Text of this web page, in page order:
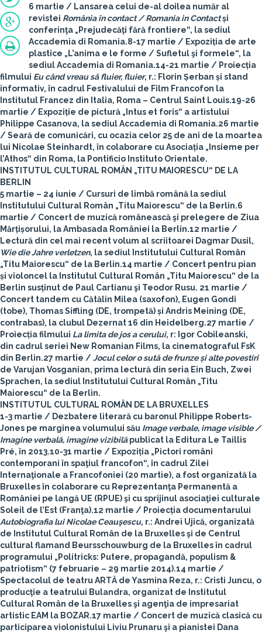
6 martie / Lansarea celui de-al doilea număr al
revistei România în contact / Romania in Contactși
conferinţa „Prejudecăţi fără frontiere“, la sediul
Accademia di Romania.8-17 martie / Expoziția de arte
plastice „L’anima e le forme / Sufletul şi formele“, la
sediul Accademia di Romania.14-21 martie / Proiecția
filmului Eu când vreau să fluier, fluier, r.: Florin Șerban și stand
informativ, în cadrul Festivalului de Film Francofon la
Institutul Francez din Italia, Roma – Centrul Saint Louis.19-26
martie / Expoziție de pictură „Intus et foris“ a artistului
Philippe Casanova, la sediul Accademia di Romania.26 martie
/ Seară de comunicări, cu ocazia celor 25 de ani de la moartea
lui Nicolae Steinhardt, în colaborare cu Asociația „Insieme per
l’Athos“ din Roma, la Pontificio Instituto Orientale.
INSTITUTUL CULTURAL ROMÂN „TITU MAIORESCU“ DE LA
BERLIN
5 martie – 24 iunie / Cursuri de limbă română la sediul
Institutului Cultural Român „Titu Maiorescu“ de la Berlin.6
martie / Concert de muzică românească şi prelegere de Ziua
Mărțișorului, la Ambasada României la Berlin.12 martie /
Lectură din cel mai recent volum al scriitoarei Dagmar Dusil,
Wie die Jahre verletzen, la sediul Institutului Cultural Român
„Titu Maiorescu“ de la Berlin.14 martie / Concert pentru pian
și violoncel la Institutul Cultural Român „Titu Maiorescu“ de la
Berlin susținut de Paul Cartianu şi Teodor Rusu. 21 martie /
Concert tandem cu Cătălin Milea (saxofon), Eugen Gondi
(tobe), Thomas Siffling (DE, trompetă) și Andris Meining (DE,
contrabas), la clubul Dezernat 16 din Heidelberg.27 martie /
Proiecția filmului La limita de jos a cerului, r: Igor Cobileanski,
din cadrul seriei New Romanian Films, la cinematograful FsK
din Berlin.27 martie /Jocul celor o sută de frunze și alte povestiri
de Varujan Vosganian, prima lectură din seria Ein Buch, Zwei
Sprachen, la sediul Institutului Cultural Român „Titu
Maiorescu“ de la Berlin.
INSTITUTUL CULTURAL ROMÂN DE LA BRUXELLES
1-3 martie / Dezbatere literară cu baronul Philippe Roberts-
Jones pe marginea volumului său Image verbale, image visible /
Imagine verbală, imagine vizibilăpublicat la Editura Le Taillis
Pré, în 2013.10-31 martie / Expoziția „Pictori români
contemporani în spaţiul francofon“, în cadrul Zilei
Internaţionale a Francofoniei (20 martie), a fost organizată la
Bruxelles în colaborare cu Reprezentanţa Permanentă a
României pe langă UE (RPUE) şi cu sprijinul asociaţiei culturale
Soleil de l’Est (Franţa).12 martie / Proiecția documentarului
Autobiografia lui Nicolae Ceauşescu, r.: Andrei Ujică, organizată
de Institutul Cultural Român de la Bruxelles şi de Centrul
cultural flamand Beursschouwburg de la Bruxelles în cadrul
programului „Politricks: Putere, propagandă, populism &
patriotism“ (7 februarie – 29 martie 2014).14 martie /
Spectacolul de teatru ARTĂ de Yasmina Reza, r.: Cristi Juncu, o
producţie a teatrului Bulandra, organizat de Institutul
Cultural Român de la Bruxelles şi agenţia de impresariat
artistic EAM la BOZAR.17 martie / Concert de muzică clasică cu
participarea violonistului Liviu Prunaru şi a pianistei Dana